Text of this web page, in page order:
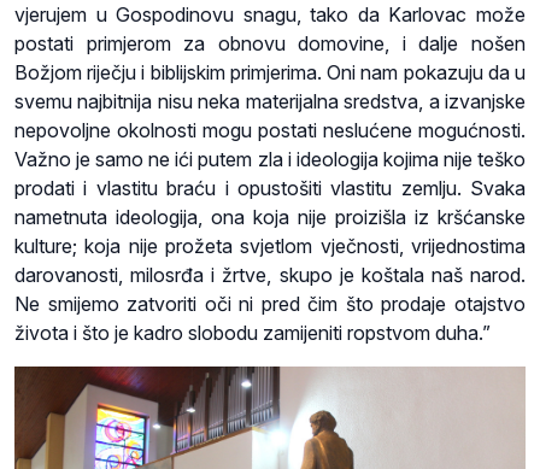
vjerujem u Gospodinovu snagu, tako da Karlovac može
postati primjerom za obnovu domovine, i dalje nošen
Božjom riječju i biblijskim primjerima. Oni nam pokazuju da u
svemu najbitnija nisu neka materijalna sredstva, a izvanjske
nepovoljne okolnosti mogu postati neslućene mogućnosti.
Važno je samo ne ići putem zla i ideologija kojima nije teško
prodati i vlastitu braću i opustošiti vlastitu zemlju. Svaka
nametnuta ideologija, ona koja nije proizišla iz kršćanske
kulture; koja nije prožeta svjetlom vječnosti, vrijednostima
darovanosti, milosrđa i žrtve, skupo je koštala naš narod.
Ne smijemo zatvoriti oči ni pred čim što prodaje otajstvo
života i što je kadro slobodu zamijeniti ropstvom duha.”